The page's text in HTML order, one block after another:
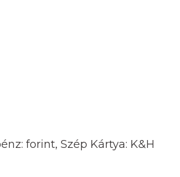
forint, Szép Kártya: K&H